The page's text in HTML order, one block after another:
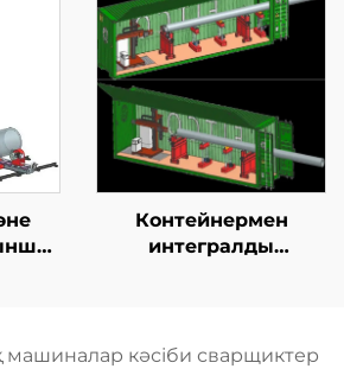
Контейнермен
интегралды
машиналар кәсіби сварщиктер